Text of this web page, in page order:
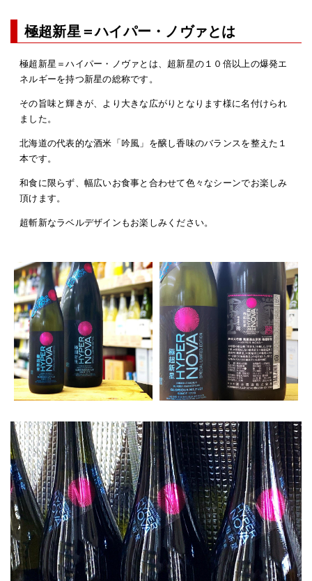
極超新星＝ハイパー・ノヴァとは
極超新星＝ハイパー・ノヴァとは、超新星の１０倍以上の爆発エ
ネルギーを持つ新星の総称です。
その旨味と輝きが、より大きな広がりとなります様に名付けられ
ました。
北海道の代表的な酒米「吟風」を醸し香味のバランスを整えた１
本です。
和食に限らず、幅広いお食事と合わせて色々なシーンでお楽しみ
頂けます。
超斬新なラベルデザインもお楽しみください。